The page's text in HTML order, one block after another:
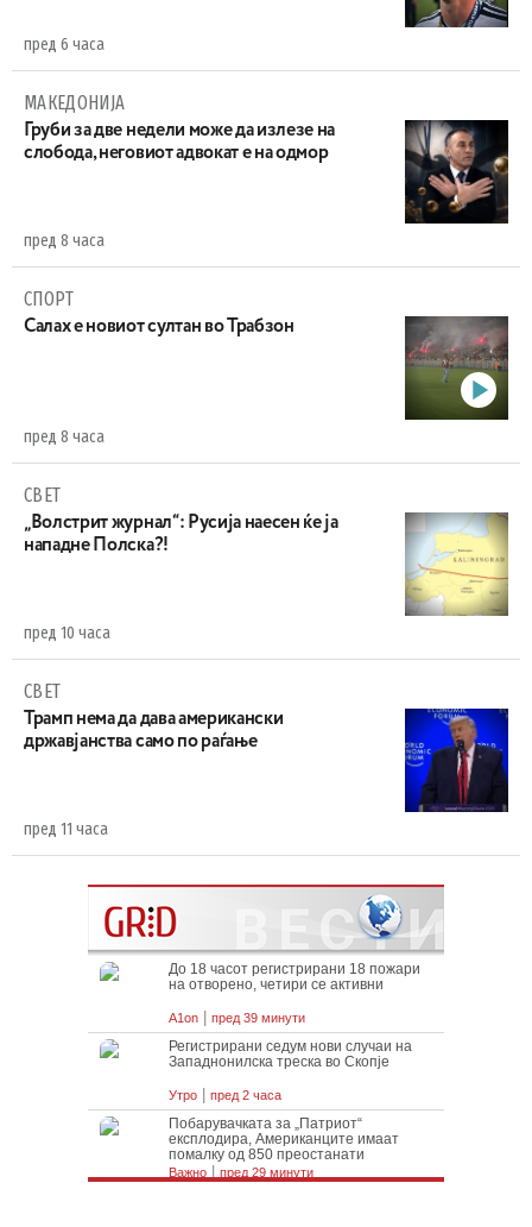
пред 6 часа
МАКЕДОНИЈА
Груби за две недели може да излезе на
слобода, неговиот адвокат е на одмор
пред 8 часа
СПОРТ
Салах е новиот султан во Трабзон
пред 8 часа
СВЕТ
„Волстрит журнал“: Русија наесен ќе ја
нападне Полска?!
пред 10 часа
СВЕТ
Трамп нема да дава американски
државјанства само по раѓање
пред 11 часа